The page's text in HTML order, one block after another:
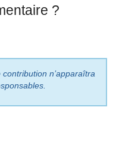
?
n’apparaîtra